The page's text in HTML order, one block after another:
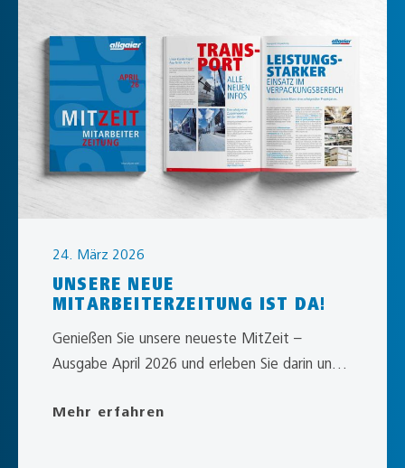
24. März 2026
UNSERE NEUE
MITARBEITERZEITUNG IST DA!
Genießen Sie unsere neueste MitZeit –
Ausgabe April 2026 und erleben Sie darin unser
Mehr erfahren